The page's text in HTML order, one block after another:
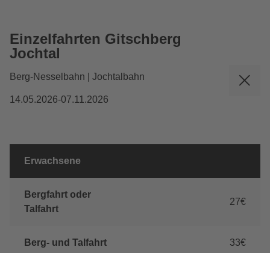
Einzelfahrten Gitschberg
Jochtal
Berg-Nesselbahn | Jochtalbahn
14.05.2026-07.11.2026
Erwachsene
Bergfahrt oder
Talfahrt
27€
Berg- und Talfahrt 33€